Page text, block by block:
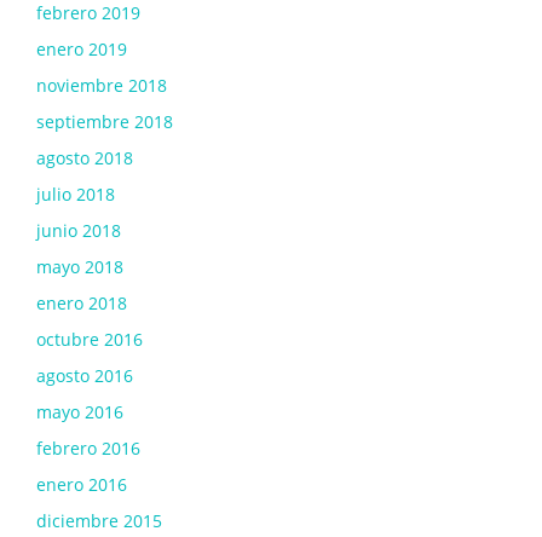
febrero 2019
enero 2019
noviembre 2018
septiembre 2018
agosto 2018
julio 2018
junio 2018
mayo 2018
enero 2018
octubre 2016
agosto 2016
mayo 2016
febrero 2016
enero 2016
diciembre 2015